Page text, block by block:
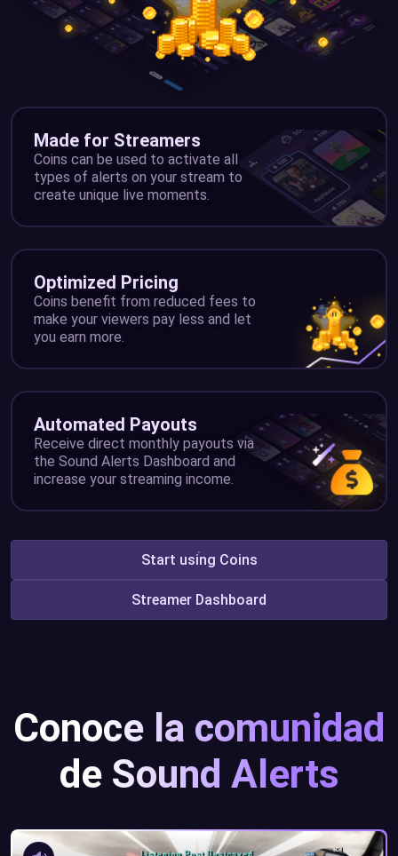
Made for Streamers
Coins can be used to activate all
types of alerts on your stream to
create unique live moments.
Optimized Pricing
Coins benefit from reduced fees to
make your viewers pay less and let
you earn more.
Automated Payouts
Receive direct monthly payouts via
the Sound Alerts Dashboard and
increase your streaming income.
Start using Coins
Streamer Dashboard
Conoce la comunidad
de Sound Alerts